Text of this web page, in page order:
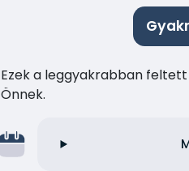
Ezek a leggyakrabban
Önnek.